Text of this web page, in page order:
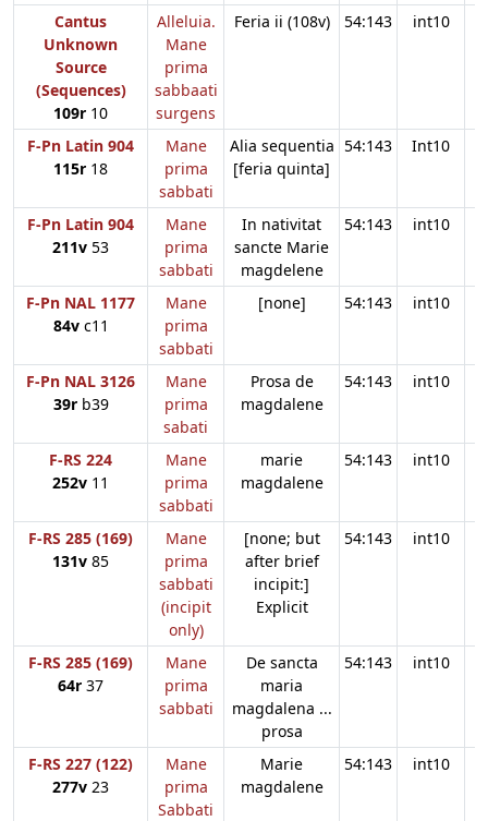
Cantus
Unknown
Source
(Sequences)
109r 10
Alleluia.
Mane
prima
sabbaati
surgens
Feria ii (108v) 54:143 int10
F-Pn Latin 904
115r 18
Mane
prima
sabbati
Alia sequentia
[feria quinta]
54:143 Int10
F-Pn Latin 904
211v 53
Mane
prima
sabbati
In nativitat
sancte Marie
magdelene
54:143 int10
F-Pn NAL 1177
84vc11
Mane
prima
sabbati
[none] 54:143 int10
F-Pn NAL 3126
39rb39
Mane
prima
sabati
Prosa de
magdalene
54:143 int10
F-RS 224
252v 11
Mane
prima
sabbati
marie
magdalene
54:143 int10
F-RS 285 (169)
131v 85
Mane
prima
sabbati
(incipit
only)
[none; but
after brief
incipit:]
Explicit
54:143 int10
F-RS 285 (169)
64r 37
Mane
prima
sabbati
De sancta
maria
magdalena ...
prosa
54:143 int10
F-RS 227 (122)
277v 23
Mane
prima
Sabbati
Marie
magdalene
54:143 int10